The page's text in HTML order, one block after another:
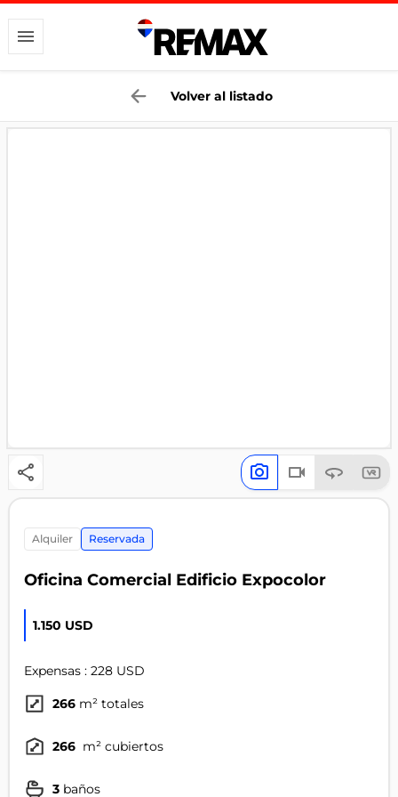
Volver al listado
alquiler Reservada
Oficina Comercial Edificio Expocolor
1.150 USD
Expensas : 228 USD
266 m² totales
266 m² cubiertos
3 baños